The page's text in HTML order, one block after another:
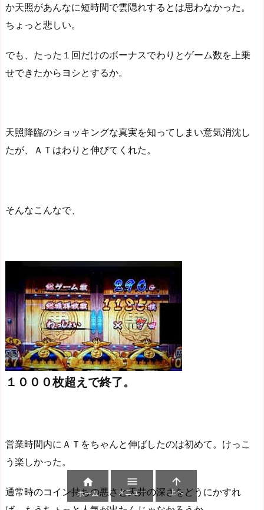
か天照があんなに短時間で雲隠れするとは思わなかった。
ちょっと悲しい。
でも、たった１回だけのボーナスでわりとゲーム数を上乗
せできたからヨシとするか。
天照降臨のショッキングな真実を知ってしまい意気消沈し
たが、ＡＴはわりと伸びてくれた。
そんなこんなで、
１０００枚超えで終了。
営業時間内にＡＴをちゃんと伸ばしたのは初めて。けっこ
う楽しかった。
通常時のコイン持ちの悪さと天井の深さをどうにかすれ

ホーム

メニュー

上へ